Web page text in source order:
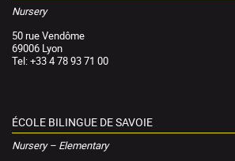
Nursery
50 rue Vendôme
69006 Lyon
Tel: +33 4 78 93 71 00
ÉCOLE BILINGUE DE SAVOIE
Nursery – Elementary